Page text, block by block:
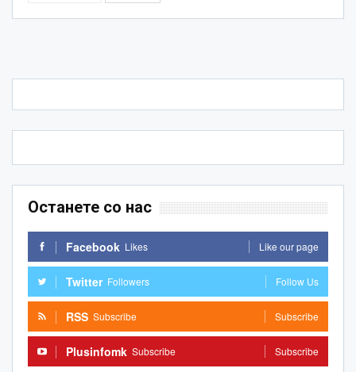
Останете со нас
Facebook Likes Like our page
Twitter Followers Follow Us
RSS Subscribe Subscribe
Plusinfomk Subscribe Subscribe